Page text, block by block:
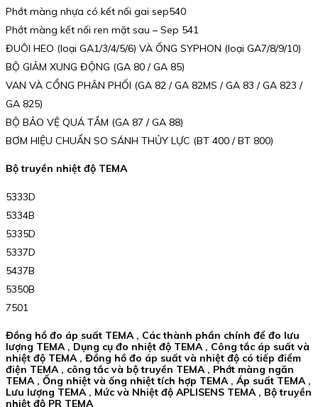
Phớt màng nhựa có kết nối gai sep540
Phớt màng kết nối ren mặt sau – Sep 541
ĐUÔI HEO (loại GA1/3/4/5/6) VÀ ỐNG SYPHON (loại GA7/8/9/10)
BỘ GIẢM XUNG ĐỘNG (GA 80 / GA 85)
VAN VÀ CỔNG PHÂN PHỐI (GA 82 / GA 82MS / GA 83 / GA 823 /
GA 825)
BỘ BẢO VỆ QUÁ TẦM (GA 87 / GA 88)
BƠM HIỆU CHUẨN SO SÁNH THỦY LỰC (BT 400 / BT 800)
Bộ truyền nhiệt độ TEMA
5333D
5334B
5335D
5337D
5437B
5350B
7501
Đồng hồ đo áp suất TEMA , Các thành phần chính để đo lưu
lượng TEMA , Dụng cụ đo nhiệt độ TEMA , Công tắc áp suất và
nhiệt độ TEMA , Đồng hồ đo áp suất và nhiệt độ có tiếp điểm
điện TEMA , công tắc và bộ truyền TEMA , Phớt màng ngăn
TEMA , Ống nhiệt và ống nhiệt tích hợp TEMA , Áp suất TEMA ,
Lưu lượng TEMA , Mức và Nhiệt độ APLISENS TEMA , Bộ truyền
nhiệt độ PR TEMA